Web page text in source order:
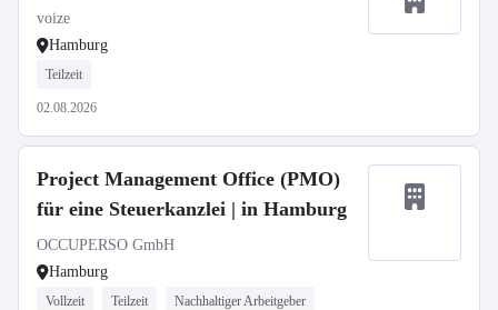
voize
Hamburg
Teilzeit
02.08.2026
Project Management Office (PMO)
für eine Steuerkanzlei | in Hamburg
OCCUPERSO GmbH
Hamburg
Vollzeit Teilzeit Nachhaltiger Arbeitgeber